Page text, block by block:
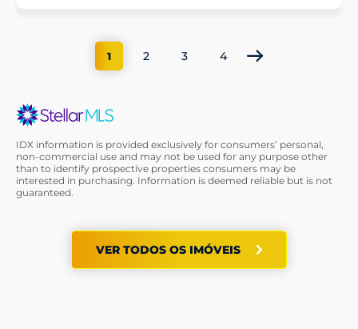
1 2 3 4
IDX information is provided exclusively for consumers’ personal,
non-commercial use and may not be used for any purpose other
than to identify prospective properties consumers may be
interested in purchasing. Information is deemed reliable but is not
guaranteed.
VER TODOS OS IMÓVEIS